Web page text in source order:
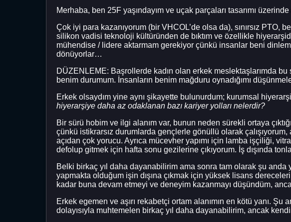
Merhaba, ben 25F yaşındayım ve uçak parçaları tasarımı
Çok iyi para kazanıyorum (bir VHCOL’de olsa da), sınırsız PTO,
silikon vadisi teknoloji kültüründen de bıktım ve özellikle
mühendise / lidere aktarmam gerekiyor çünkü insanlar beni
dönüyorlar…
DÜZENLEME: Başrollerde kadın olan erkek meslektaşlarımda
benim durumum. İnsanların benim mağduru oynadığımı
Erkek olsaydım yine aynı şikayette bulunurdum; kurumsal
hiyerarşiye daha az odaklanan bazı kariyer yolları nelerdir?
Bir sürü hobim ve ilgi alanım var, bunun neden sürekli ortaya
çünkü istikrarsız durumlarda gençlerle gönüllü olarak
açıdan çok yorucu. Ayrıca mücevher yapımı için lamba işçiliği,
defolup gitmek için hafta sonu gezilerine çıkıyorum. İş dışında
Belki birkaç yıl daha dayanabilirim ama sonra tam olarak şu anda
yapmakta olduğum işin dışına çıkmak için yüksek lisans
kadar buna devam etmeyi ve deneyim kazanmayı düşündüm,
Erkek egemen ve aşırı rekabetçi ortam alanımın en kötü yanı.
dolayısıyla muhtemelen birkaç yıl daha dayanabilirim, ancak